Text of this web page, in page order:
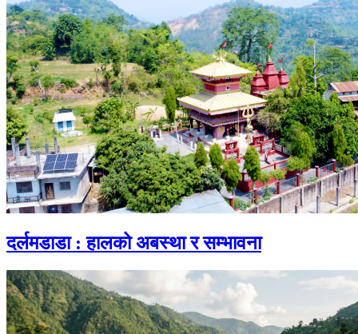
दर्लमडाडा : हालको अबस्था र सम्भावना